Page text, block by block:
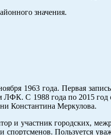
значения.
1963 года. Первая
ЛФК. С 1988 года по 2015
Константина Меркулова.
и участник городских,
спортсменов. Пользуется